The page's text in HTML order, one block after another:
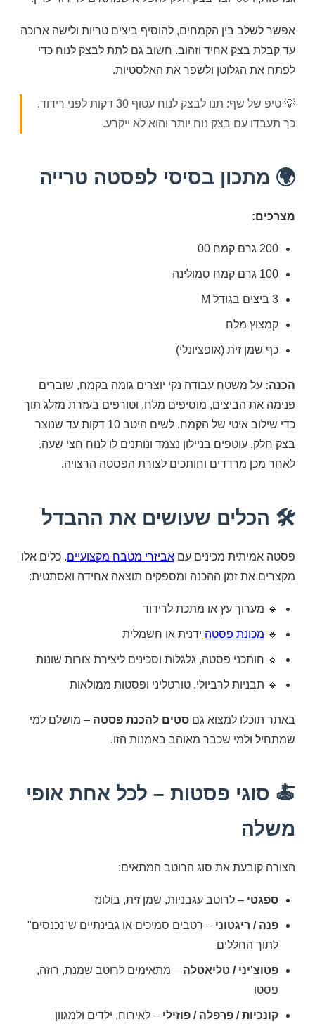
אפשר לשלב בין הקמחים, להוסיף ביצים טריות ולישה ארוכה
עד קבלת בצק אחיד וזהוב. חשוב גם לתת לבצק לנוח כדי
לפתח את הגלוטן ולשפר את האלסטיות.
💡 טיפ של שף: תנו לבצק לנוח עטוף 30 דקות לפני רידוד.
כך תעבדו עם בצק נוח יותר והוא לא ייקרע.
🌍 מתכון בסיסי לפסטה טרייה
מצרכים:
200 גרם קמח 00
100 גרם קמח סמולינה
3 ביצים בגודל M
קמצוץ מלח
כף שמן זית (אופציונלי)
הכנה: על משטח עבודה נקי יוצרים גומה בקמח, שוברים
פנימה את הביצים, מוסיפים מלח, וטורפים בעזרת מזלג תוך
כדי שילוב איטי של הקמח. לשים היטב 10 דקות עד שנוצר
בצק חלק. עוטפים בניילון נצמד ונותנים לו לנוח חצי שעה.
לאחר מכן מרדדים וחותכים לצורת הפסטה הרצויה.
🛠 הכלים שעושים את ההבדל
פסטה אמיתית מכינים עם אביזרי מטבח מקצועיים. כלים אלו
מקצרים את זמן ההכנה ומספקים תוצאה אחידה ואסתטית:
🔹 מערוך עץ או מתכת לרידוד
🔹 מכונת פסטה ידנית או חשמלית
🔹 חותכני פסטה, גלגלות וסכינים ליצירת צורות שונות
🔹 תבניות לרביולי, טורטליני ופסטות ממולאות
באתר תוכלו למצוא גם סטים להכנת פסטה – מושלם למי
שמתחיל ולמי שכבר מאוהב באמנות הזו.
🍝 סוגי פסטות – לכל אחת אופי
משלה
הצורה קובעת את סוג הרוטב המתאים:
ספגטי – לרוטב עגבניות, שמן זית, בולונז
פנה / ריגטוני – רטבים סמיכים או גבינתיים ש"נכנסים"
לתוך החללים
פטוצ'יני / טליאטלה – מתאימים לרוטב שמנת, רוזה,
פסטו
קונכיות / פרפלה / פוזילי – לאירוח, ילדים ולמגוון